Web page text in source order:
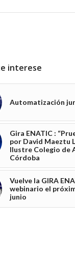
interese
Automatización
Gira ENATIC :
por David Maeztu
Ilustre Colegio de
Córdoba
Vuelve la GIRA
webinario el
junio